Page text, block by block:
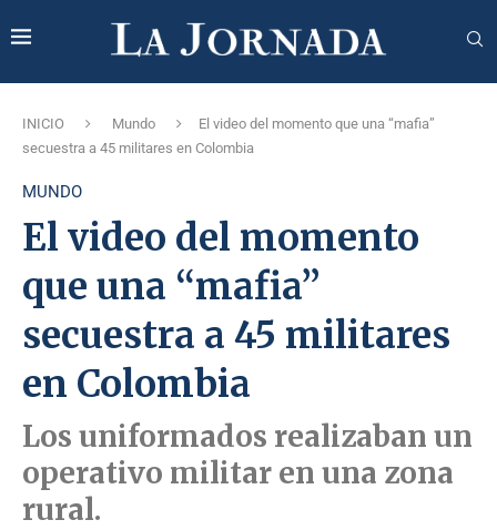
INICIO Mundo
El video del momento que una “mafia”
secuestra a 45 militares en Colombia
MUNDO
El video del momento
que una “mafia”
secuestra a 45 militares
en Colombia
Los uniformados realizaban un
operativo militar en una zona
rural.